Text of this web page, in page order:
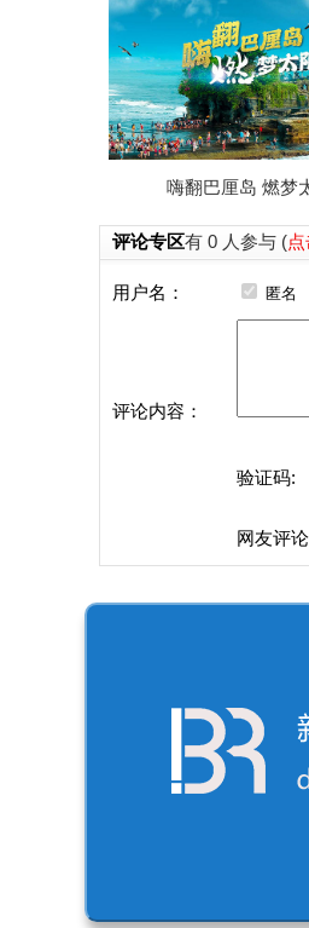
嗨翻巴厘岛 燃梦
评论专区有 0 人参与 (
用户名： 匿名
评论内容：
验证码:
网友评